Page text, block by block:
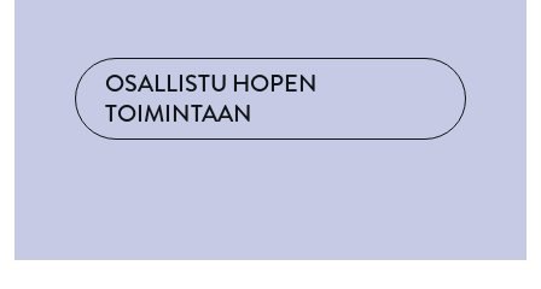
OSALLISTU HOPEN
TOIMINTAAN